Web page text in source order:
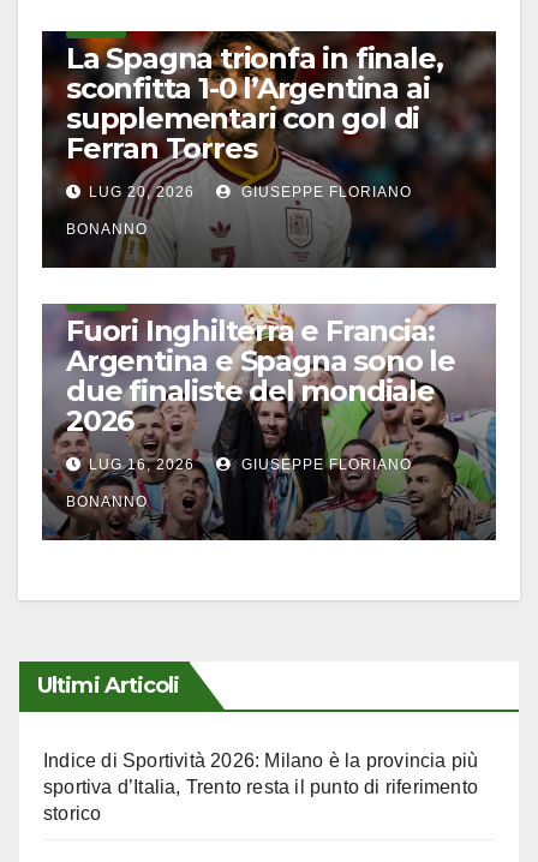
La Spagna trionfa in finale,
sconfitta 1-0 l’Argentina ai
supplementari con gol di
Ferran Torres
LUG 20, 2026 GIUSEPPE FLORIANO
BONANNO
Fuori Inghilterra e Francia:
Argentina e Spagna sono le
due finaliste del mondiale
2026
LUG 16, 2026 GIUSEPPE FLORIANO
BONANNO
Ultimi Articoli
Indice di Sportività 2026: Milano è la provincia più
sportiva d’Italia, Trento resta il punto di riferimento
storico